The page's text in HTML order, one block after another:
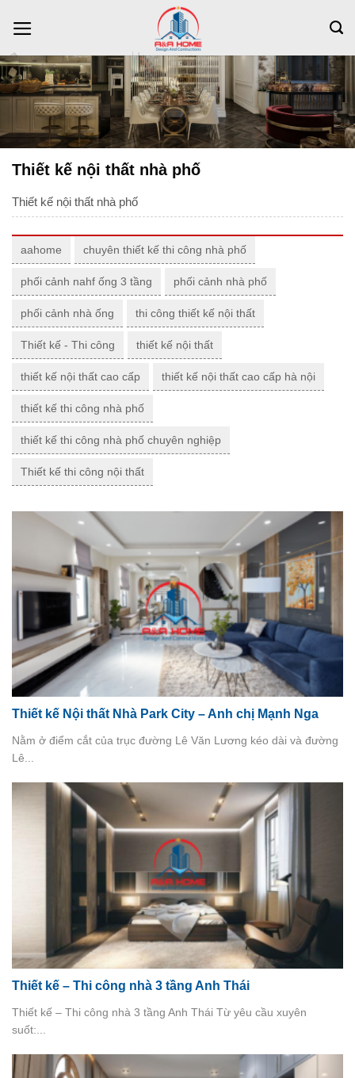
qua
dung
Thiết kế nội thất nhà phố
Thiết kế nội thất nhà phố
aahome chuyên thiết kế thi công nhà phố
phối cảnh nahf ống 3 tầng phối cảnh nhà phố
phối cảnh nhà ống thi công thiết kế nội thất
Thiết kế - Thi công thiết kế nội thất
thiết kế nội thất cao cấp thiết kế nội thất cao cấp hà nội
thiết kế thi công nhà phố
thiết kế thi công nhà phố chuyên nghiệp
Thiết kế thi công nội thất
Thiết kế Nội thất Nhà Park City – Anh chị Mạnh Nga
Nằm ở điểm cắt của trục đường Lê Văn Lương kéo dài và đường
Lê...
Thiết kế – Thi công nhà 3 tầng Anh Thái
Thiết kế – Thi công nhà 3 tầng Anh Thái Từ yêu cầu xuyên
suốt:...